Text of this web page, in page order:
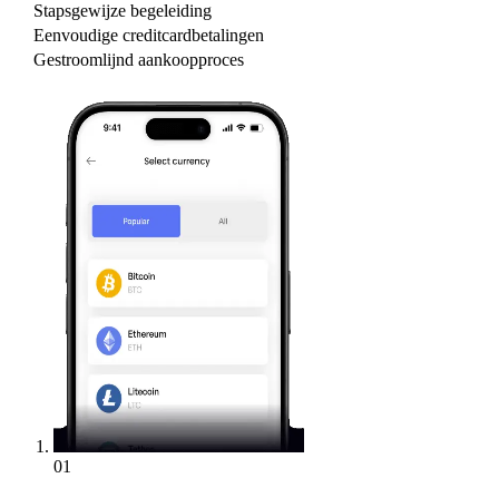
Stapsgewijze begeleiding
Eenvoudige creditcardbetalingen
Gestroomlijnd aankoopproces
01